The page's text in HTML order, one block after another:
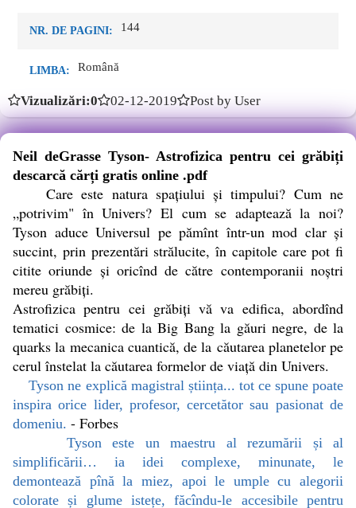
NR. DE PAGINI: 144
LIMBA: Română
Vizualizări:0 02-12-2019 Post by User
Neil deGrasse Tyson- Astrofizica pentru cei grăbiți
descarcă cărți gratis online .pdf
Care este natura spațiului și timpului? Cum ne
„potrivim" în Univers? El cum se adaptează la noi?
Tyson aduce Universul pe pămînt într-un mod clar și
succint, prin prezentări strălucite, în capitole care pot fi
citite oriunde și oricînd de către contemporanii noștri
mereu grăbiți.
Astrofizica pentru cei grăbiți vă va edifica, abordînd
tematici cosmice: de la Big Bang la găuri negre, de la
quarks la mecanica cuantică, de la căutarea planetelor pe
cerul înstelat la căutarea formelor de viață din Univers.
Tyson ne explică magistral știința... tot ce spune poate
inspira orice lider, profesor, cercetător sau pasionat de
domeniu. - Forbes
Tyson este un maestru al rezumării și al
simplificării… ia idei complexe, minunate, le
demontează pînă la miez, apoi le umple cu alegorii
colorate și glume istețe, făcîndu-le accesibile pentru